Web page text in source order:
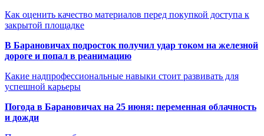
Как оценить качество материалов перед покупкой доступа к
закрытой площадке
В Барановичах подросток получил удар током на железной
дороге и попал в реанимацию
Какие надпрофессиональные навыки стоит развивать для
успешной карьеры
Погода в Барановичах на 25 июня: переменная облачность
и дожди